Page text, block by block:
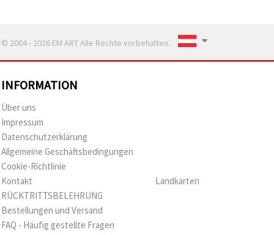
© 2004 - 2026 EM ART Alle Rechte vorbehalten..
INFORMATION
Über uns
Impressum
Datenschutzerklärung
Allgemeine Geschäftsbedingungen
Cookie-Richtlinie
Kontakt
RÜCKTRITTSBELEHRUNG
Bestellungen und Versand
FAQ - Häufig gestellte Fragen
Landkarten